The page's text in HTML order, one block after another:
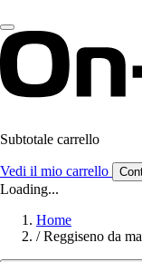
Subtotale carrello
Vedi il mio carrello
Loading...
Home
/ Reggiseno da